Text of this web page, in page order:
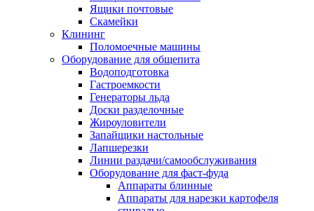
Ящики почтовые
Скамейки
Клининг
Поломоечные машины
Оборудование для общепита
Водоподготовка
Гастроемкости
Генераторы льда
Доски разделочные
Жироуловители
Запайщики настольные
Лапшерезки
Линии раздачи/самообслуживания
Оборудование для фаст-фуда
Аппараты блинные
Аппараты для нарезки картофеля